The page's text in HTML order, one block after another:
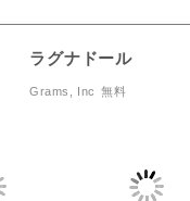
ラグナドール
Grams, Inc 無料